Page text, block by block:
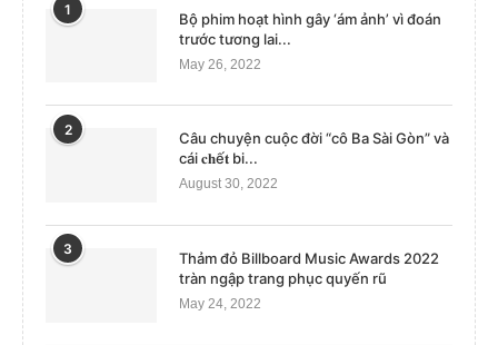
1
Bộ phim hoạt hình gây ‘ám ảnh’ vì đoán
trước tương lai...
May 26, 2022
2
Câu chuyện cuộc đời “cô Ba Sài Gòn” và
cái 𝐜𝐡ế𝐭 bi...
August 30, 2022
3
Thảm đỏ Billboard Music Awards 2022
tràn ngập trang phục quyến rũ
May 24, 2022